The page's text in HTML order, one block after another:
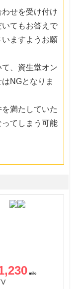
せを受け付け
てもお答えで
ますようお願
、資生堂オン
NGとなりま
満たしていた
てしまう可能